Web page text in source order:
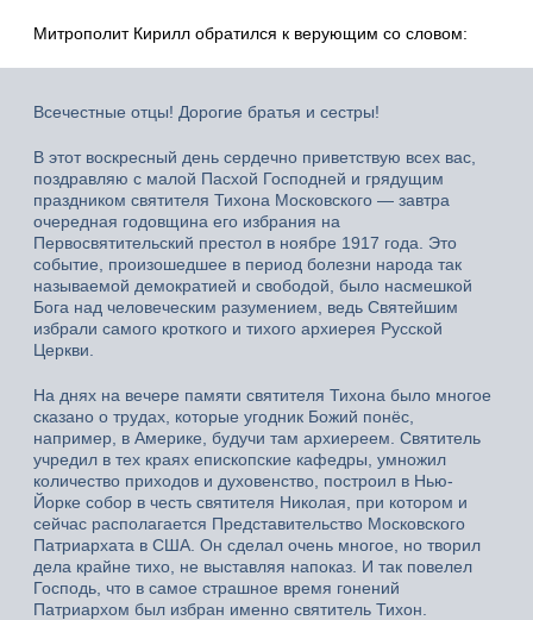
Митрополит Кирилл обратился к верующим со словом:
Всечестные отцы! Дорогие братья и сестры!
В этот воскресный день сердечно приветствую всех вас,
поздравляю с малой Пасхой Господней и грядущим
праздником святителя Тихона Московского — завтра
очередная годовщина его избрания на
Первосвятительский престол в ноябре 1917 года. Это
событие, произошедшее в период болезни народа так
называемой демократией и свободой, было насмешкой
Бога над человеческим разумением, ведь Святейшим
избрали самого кроткого и тихого архиерея Русской
Церкви.
На днях на вечере памяти святителя Тихона было многое
сказано о трудах, которые угодник Божий понёс,
например, в Америке, будучи там архиереем. Святитель
учредил в тех краях епископские кафедры, умножил
количество приходов и духовенство, построил в Нью-
Йорке собор в честь святителя Николая, при котором и
сейчас располагается Представительство Московского
Патриархата в США. Он сделал очень многое, но творил
дела крайне тихо, не выставляя напоказ. И так повелел
Господь, что в самое страшное время гонений
Патриархом был избран именно святитель Тихон.